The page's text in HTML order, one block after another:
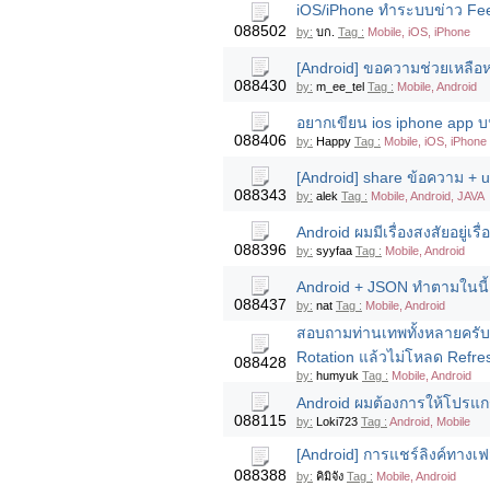
088502
iOS/iPhone ทำระบบข่าว
by: บก. Tag : Mobile, iOS, iPhone
088430
[Android] ขอความช่วยเหลือ
by: m_ee_tel Tag : Mobile, Android
088406
อยากเขียน ios iphone app
by: Happy Tag : Mobile, iOS, iPhone
088343
[Android] share ข้อความ +
by: alek Tag : Mobile, Android, JAVA
088396
Android ผมมีเรื่องสงสัยอยู่เ
by: syyfaa Tag : Mobile, Android
088437
Android + JSON ทำตามใ
by: nat Tag : Mobile, Android
088428
สอบถามท่านเทพทั้งหลายครั
Rotation แล้วไม่โหลด
by: humyuk Tag : Mobile, Android
088115
Android ผมต้องการให้โปรแ
by: Loki723 Tag : Android, Mobile
088388
[Android] การแชร์ลิงค์ทางเ
by: คิมิจัง Tag : Mobile, Android